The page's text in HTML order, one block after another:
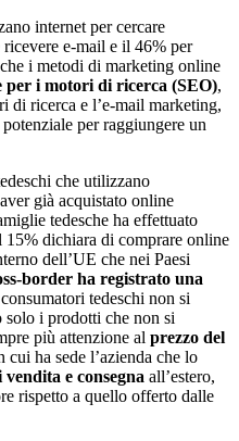
internet per cercare
e-mail e il 46% per
i metodi di marketing online
per i motori di ricerca (SEO),
di ricerca e l’e-mail marketing,
per raggiungere un
che utilizzano
già acquistato online
tedesche ha effettuato
dichiara di comprare online
dell’UE che nei Paesi
border ha registrato una
tedeschi non si
solo i prodotti che non si
più attenzione al prezzo del
cui ha sede l’azienda che lo
e consegna all’estero,
rispetto a quello offerto dalle